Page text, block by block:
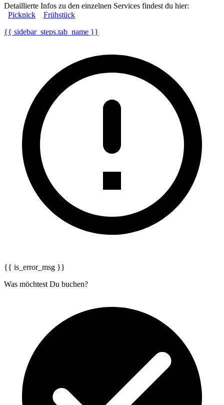
Detaillierte Infos zu den einzelnen Services findest du hier:
Picknick
Frühstück
{{ sidebar_steps.tab_name }}
{{ is_error_msg }}
Was möchtest Du buchen?